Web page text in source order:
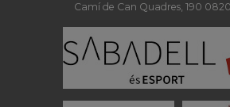
Camí de Can Quadres, 190